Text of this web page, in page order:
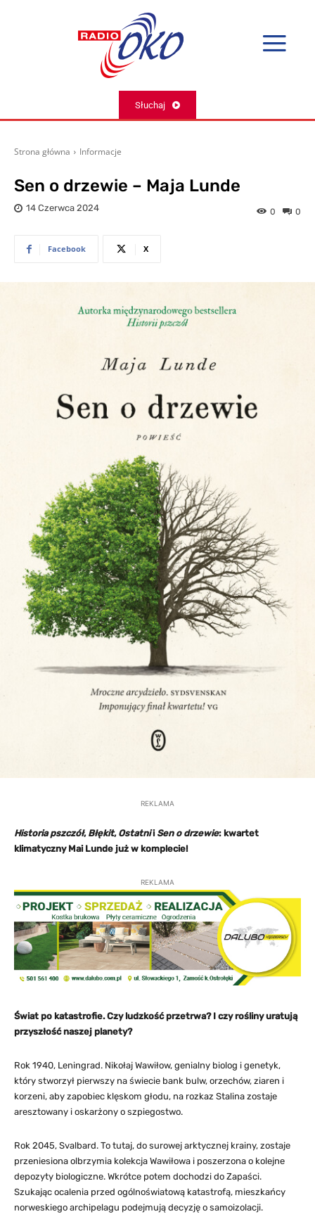
Słuchaj
Strona główna Informacje
Sen o drzewie – Maja Lunde
14 Czerwca 2024 0
0
Facebook X
REKLAMA
Historia pszczół, Błękit, Ostatnii Sen o drzewie: kwartet
klimatyczny Mai Lunde już w komplecie!
REKLAMA
Świat po katastrofie. Czy ludzkość przetrwa? I czy rośliny uratują
przyszłość naszej planety?
Rok 1940, Leningrad. Nikołaj Wawiłow, genialny biolog i genetyk,
który stworzył pierwszy na świecie bank bulw, orzechów, ziaren i
korzeni, aby zapobiec klęskom głodu, na rozkaz Stalina zostaje
aresztowany i oskarżony o szpiegostwo.
Rok 2045, Svalbard. To tutaj, do surowej arktycznej krainy, zostaje
przeniesiona olbrzymia kolekcja Wawiłowa i poszerzona o kolejne
depozyty biologiczne. Wkrótce potem dochodzi do Zapaści.
Szukając ocalenia przed ogólnoświatową katastrofą, mieszkańcy
norweskiego archipelagu podejmują decyzję o samoizolacji.